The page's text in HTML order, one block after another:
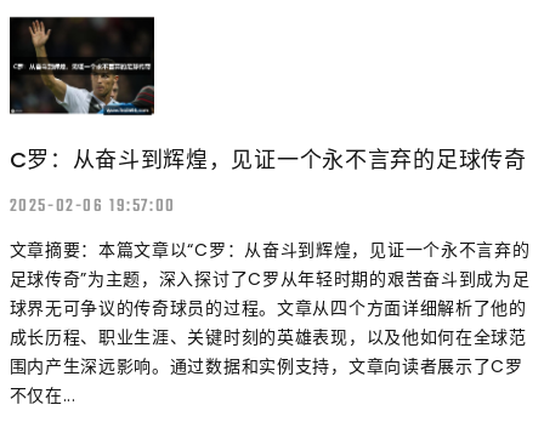
C罗：从奋斗到辉煌，见证一个永不言弃的足球传奇
2025-02-06 19:57:00
文章摘要：本篇文章以“C罗：从奋斗到辉煌，见证一个永不言弃的
足球传奇”为主题，深入探讨了C罗从年轻时期的艰苦奋斗到成为足
球界无可争议的传奇球员的过程。文章从四个方面详细解析了他的
成长历程、职业生涯、关键时刻的英雄表现，以及他如何在全球范
围内产生深远影响。通过数据和实例支持，文章向读者展示了C罗
不仅在...